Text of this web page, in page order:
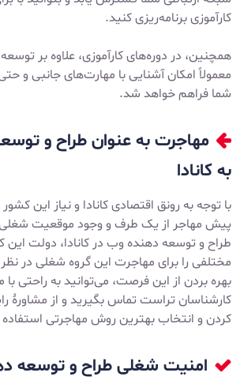
کارآموزی برنامه‌ریزی کنید.
همچنین، در دوره‌های کارآموزی، علاوه بر
معمولاً امکان آشنایی با مهارت‌های جانبی و
شما فراهم خواهد شد.
مهاجرت به عنوان طراح و
به کانادا
با توجه به رونق اقتصادی کانادا و نیاز این
پیش مهاجر از یک طرف و وجود موقعیت
طراح و توسعه دهنده وب در کانادا، دولت
مختلفی را برای مهاجرت این گروه شغلی در
بهره بردن از این فرصت، می‌توانید به راحتی با
کارشناسان تراست تماس بگیرید و از مشاورۀ
کردن و انتخاب بهترین روش مهاجرتی استفاده
امنیت شغلی طراح و توسعه